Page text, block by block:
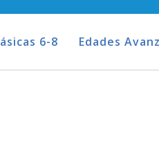
6-8 Edades